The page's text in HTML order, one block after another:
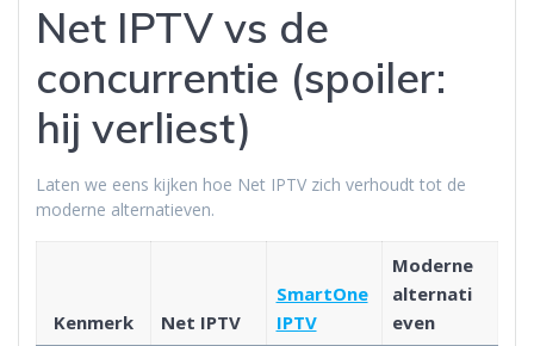
Net IPTV vs de
concurrentie (spoiler:
hij verliest)
Laten we eens kijken hoe Net IPTV zich verhoudt tot de
moderne alternatieven.
Kenmerk Net IPTV
SmartOne
IPTV
Moderne
alternati
even